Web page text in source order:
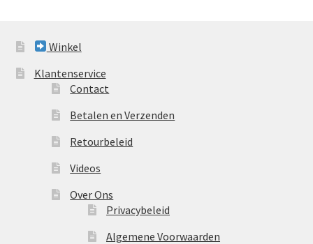
Winkel
Klantenservice
Contact
Betalen en Verzenden
Retourbeleid
Videos
Over Ons
Privacybeleid
Algemene Voorwaarden